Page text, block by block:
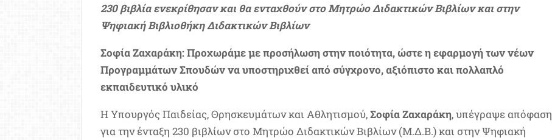
230 βιβλία ενεκρίθησαν και θα ενταχθούν στο Μητρώο Διδακτικών Βιβλίων και στην
Ψηφιακή Βιβλιοθήκη Διδακτικών Βιβλίων
Σοφία Ζαχαράκη: Προχωράμε με προσήλωση στην ποιότητα, ώστε η εφαρμογή των νέων
Προγραμμάτων Σπουδών να υποστηριχθεί από σύγχρονο, αξιόπιστο και πολλαπλό
εκπαιδευτικό υλικό
Η Υπουργός Παιδείας, Θρησκευμάτων και Αθλητισμού,Σοφία Ζαχαράκη, υπέγραψε απόφαση
για την ένταξη 230 βιβλίων στο Μητρώο Διδακτικών Βιβλίων (Μ.Δ.Β.) και στην Ψηφιακή